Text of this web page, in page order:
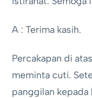
A : Terima kasih.
Percakapan di
meminta cuti.
panggilan kepada